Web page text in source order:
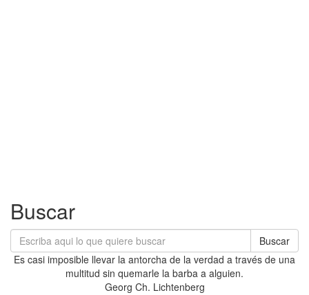
Buscar
Buscar
Es casi imposible llevar la antorcha de la verdad a través de una
multitud sin quemarle la barba a alguien.
Georg Ch. Lichtenberg